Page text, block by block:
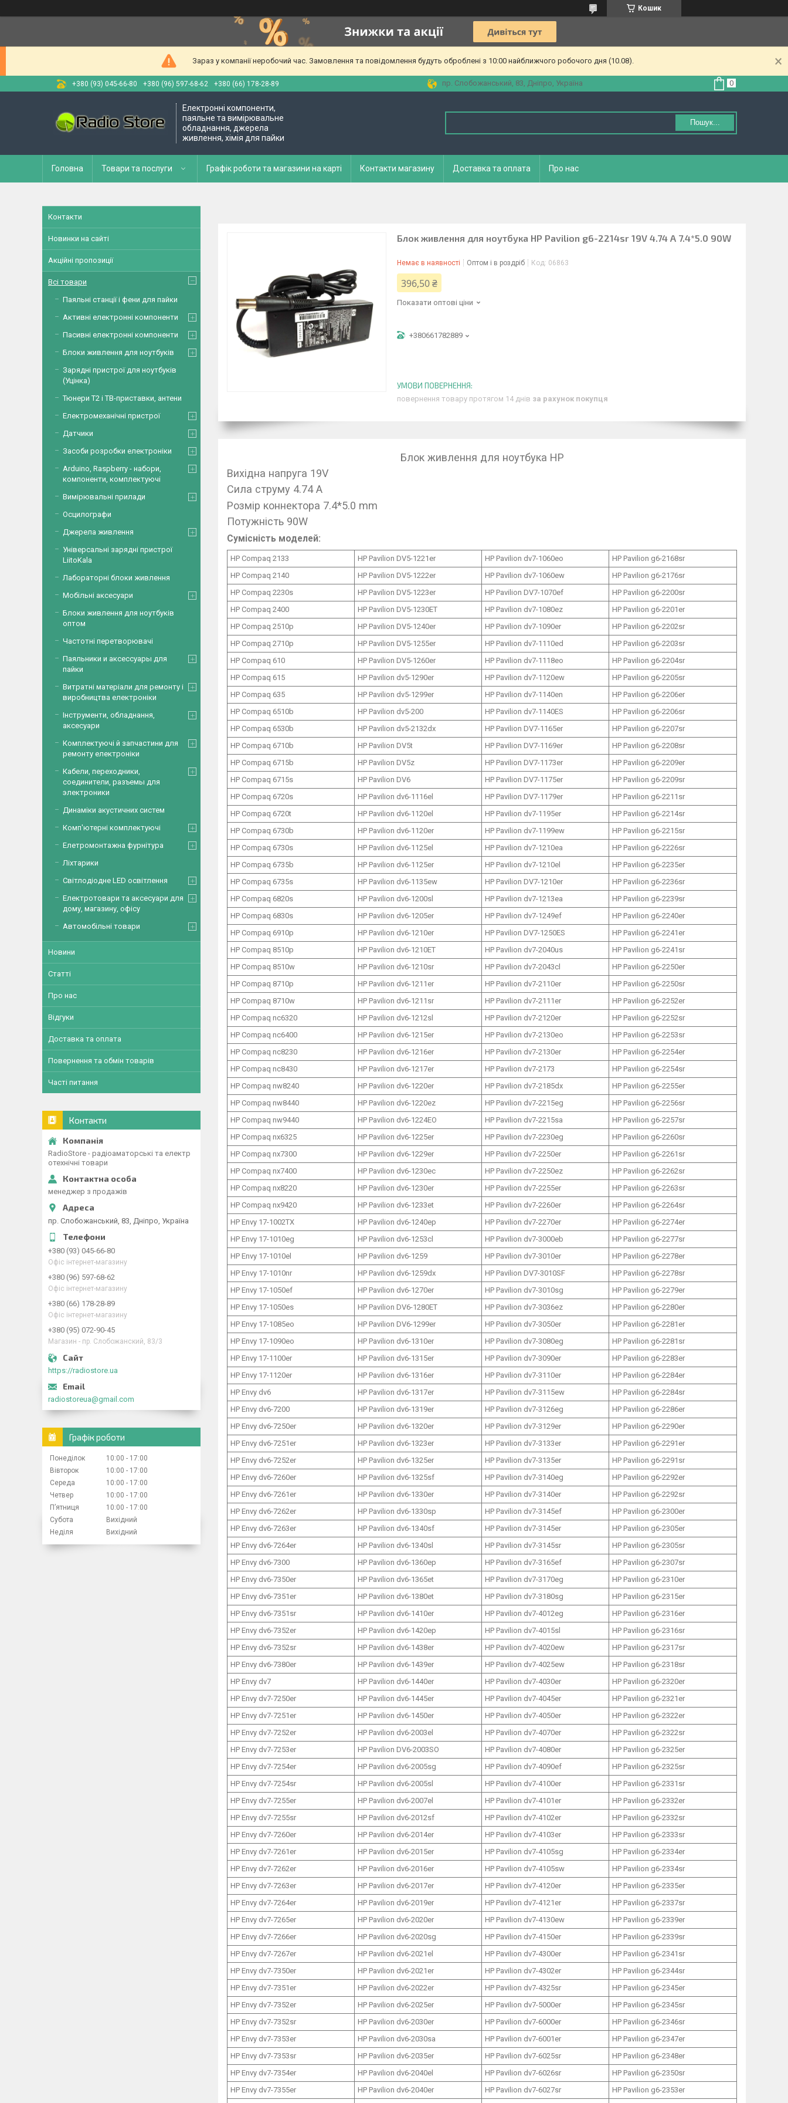
Кошик
Зараз у компанії неробочий час. Замовлення та повідомлення будуть оброблені з 10:00 найближчого робочого дня (10.08).
+380 (93) 045-66-80 +380 (96) 597-68-62 +380 (66) 178-28-89 пр. Слобожанський, 83, Дніпро, Україна
Електронні компоненти,
паяльне та вимірювальне
обладнання, джерела
живлення, хімія для пайки
Пошук...
Головна Товари та послуги Графік роботи та магазини на карті Контакти магазину Доставка та оплата Про нас
Блок живлення для ноутбука HP Pavilion g6-2214sr 19V 4.74 A 7.4*5.0 90W
Немає в наявності Оптом і в роздріб Код: 06863
396,50 ₴
Показати оптові ціни
+380661782889
повернення товару протягом 14 днів за рахунок покупця
Блок живлення для ноутбука HP
Вихідна напруга 19V
Сила струму 4.74 A
Розмір коннектора 7.4*5.0 mm
Потужність 90W
Сумісність моделей:
HP Compaq 2133 HP Pavilion DV5-1221er HP Pavilion dv7-1060eo
HP Pavilion g6-2168sr
HP Compaq 2140
HP Pavilion DV5-1222er HP Pavilion dv7-1060ew
HP Pavilion g6-2176sr
HP Compaq 2230s
HP Pavilion DV5-1223er HP Pavilion DV7-1070ef
HP Pavilion g6-2200sr
HP Compaq 2400
HP Pavilion DV5-1230ET HP Pavilion dv7-1080ez
HP Pavilion g6-2201er
HP Compaq 2510p
HP Pavilion DV5-1240er HP Pavilion dv7-1090er
HP Pavilion g6-2202sr
HP Compaq 2710p
HP Pavilion DV5-1255er HP Pavilion dv7-1110ed
HP Pavilion g6-2203sr
HP Compaq 610
HP Pavilion DV5-1260er HP Pavilion dv7-1118eo
HP Pavilion g6-2204sr
HP Compaq 615
HP Pavilion dv5-1290er HP Pavilion dv7-1120ew
HP Pavilion g6-2205sr
HP Compaq 635
HP Pavilion dv5-1299er HP Pavilion dv7-1140en
HP Pavilion g6-2206er
HP Compaq 6510b
HP Pavilion dv5-200 HP Pavilion dv7-1140ES
HP Pavilion g6-2206sr
HP Compaq 6530b
HP Pavilion dv5-2132dx HP Pavilion DV7-1165er
HP Pavilion g6-2207sr
HP Compaq 6710b
HP Pavilion DV5t HP Pavilion DV7-1169er
HP Pavilion g6-2208sr
HP Compaq 6715b
HP Pavilion DV5z HP Pavilion DV7-1173er
HP Pavilion g6-2209er
HP Compaq 6715s
HP Pavilion DV6 HP Pavilion DV7-1175er
HP Pavilion g6-2209sr
HP Compaq 6720s
HP Pavilion dv6-1116el HP Pavilion DV7-1179er
HP Pavilion g6-2211sr
HP Compaq 6720t
HP Pavilion dv6-1120el HP Pavilion dv7-1195er
HP Pavilion g6-2214sr
HP Compaq 6730b
HP Pavilion dv6-1120er HP Pavilion dv7-1199ew
HP Pavilion g6-2215sr
HP Compaq 6730s
HP Pavilion dv6-1125el HP Pavilion dv7-1210ea
HP Pavilion g6-2226sr
HP Compaq 6735b
HP Pavilion dv6-1125er HP Pavilion dv7-1210el
HP Pavilion g6-2235er
HP Compaq 6735s
HP Pavilion dv6-1135ew HP Pavilion DV7-1210er
HP Pavilion g6-2236sr
HP Compaq 6820s
HP Pavilion dv6-1200sl HP Pavilion dv7-1213ea
HP Pavilion g6-2239sr
HP Compaq 6830s
HP Pavilion dv6-1205er HP Pavilion dv7-1249ef
HP Pavilion g6-2240er
HP Compaq 6910p
HP Pavilion dv6-1210er HP Pavilion DV7-1250ES
HP Pavilion g6-2241er
HP Compaq 8510p
HP Pavilion dv6-1210ET HP Pavilion dv7-2040us
HP Pavilion g6-2241sr
HP Compaq 8510w
HP Pavilion dv6-1210sr HP Pavilion dv7-2043cl
HP Pavilion g6-2250er
HP Compaq 8710p
HP Pavilion dv6-1211er HP Pavilion dv7-2110er
HP Pavilion g6-2250sr
HP Compaq 8710w
HP Pavilion dv6-1211sr HP Pavilion dv7-2111er
HP Pavilion g6-2252er
HP Compaq nc6320
HP Pavilion dv6-1212sl HP Pavilion dv7-2120er
HP Pavilion g6-2252sr
HP Compaq nc6400
HP Pavilion dv6-1215er HP Pavilion dv7-2130eo
HP Pavilion g6-2253sr
HP Compaq nc8230
HP Pavilion dv6-1216er HP Pavilion dv7-2130er
HP Pavilion g6-2254er
HP Compaq nc8430
HP Pavilion dv6-1217er HP Pavilion dv7-2173
HP Pavilion g6-2254sr
HP Compaq nw8240
HP Pavilion dv6-1220er HP Pavilion dv7-2185dx
HP Pavilion g6-2255er
HP Compaq nw8440
HP Pavilion dv6-1220ez HP Pavilion dv7-2215eg
HP Pavilion g6-2256sr
HP Compaq nw9440
HP Pavilion dv6-1224EO HP Pavilion dv7-2215sa
HP Pavilion g6-2257sr
HP Compaq nx6325
HP Pavilion dv6-1225er HP Pavilion dv7-2230eg
HP Pavilion g6-2260sr
HP Compaq nx7300
HP Pavilion dv6-1229er HP Pavilion dv7-2250er
HP Pavilion g6-2261sr
HP Compaq nx7400
HP Pavilion dv6-1230ec HP Pavilion dv7-2250ez
HP Pavilion g6-2262sr
HP Compaq nx8220
HP Pavilion dv6-1230er HP Pavilion dv7-2255er
HP Pavilion g6-2263sr
HP Compaq nx9420
HP Pavilion dv6-1233et HP Pavilion dv7-2260er
HP Pavilion g6-2264sr
HP Envy 17-1002TX
HP Pavilion dv6-1240ep HP Pavilion dv7-2270er
HP Pavilion g6-2274er
HP Envy 17-1010eg
HP Pavilion dv6-1253cl HP Pavilion dv7-3000eb
HP Pavilion g6-2277sr
HP Envy 17-1010el
HP Pavilion dv6-1259 HP Pavilion dv7-3010er
HP Pavilion g6-2278er
HP Envy 17-1010nr
HP Pavilion dv6-1259dx HP Pavilion DV7-3010SF
HP Pavilion g6-2278sr
HP Envy 17-1050ef
HP Pavilion dv6-1270er HP Pavilion dv7-3010sg
HP Pavilion g6-2279er
HP Envy 17-1050es
HP Pavilion DV6-1280ET HP Pavilion dv7-3036ez
HP Pavilion g6-2280er
HP Envy 17-1085eo
HP Pavilion DV6-1299er HP Pavilion dv7-3050er
HP Pavilion g6-2281er
HP Envy 17-1090eo
HP Pavilion dv6-1310er HP Pavilion dv7-3080eg
HP Pavilion g6-2281sr
HP Envy 17-1100er
HP Pavilion dv6-1315er HP Pavilion dv7-3090er
HP Pavilion g6-2283er
HP Envy 17-1120er
HP Pavilion dv6-1316er HP Pavilion dv7-3110er
HP Pavilion g6-2284er
HP Envy dv6
HP Pavilion dv6-1317er HP Pavilion dv7-3115ew
HP Pavilion g6-2284sr
HP Envy dv6-7200
HP Pavilion dv6-1319er HP Pavilion dv7-3126eg
HP Pavilion g6-2286er
HP Envy dv6-7250er
HP Pavilion dv6-1320er HP Pavilion dv7-3129er
HP Pavilion g6-2290er
HP Envy dv6-7251er
HP Pavilion dv6-1323er HP Pavilion dv7-3133er
HP Pavilion g6-2291er
HP Envy dv6-7252er
HP Pavilion dv6-1325er HP Pavilion dv7-3135er
HP Pavilion g6-2291sr
HP Envy dv6-7260er
HP Pavilion dv6-1325sf HP Pavilion dv7-3140eg
HP Pavilion g6-2292er
HP Envy dv6-7261er
HP Pavilion dv6-1330er HP Pavilion dv7-3140er
HP Pavilion g6-2292sr
HP Envy dv6-7262er
HP Pavilion dv6-1330sp HP Pavilion dv7-3145ef
HP Pavilion g6-2300er
HP Envy dv6-7263er
HP Pavilion dv6-1340sf HP Pavilion dv7-3145er
HP Pavilion g6-2305er
HP Envy dv6-7264er
HP Pavilion dv6-1340sl HP Pavilion dv7-3145sr
HP Pavilion g6-2305sr
HP Envy dv6-7300
HP Pavilion dv6-1360ep HP Pavilion dv7-3165ef
HP Pavilion g6-2307sr
HP Envy dv6-7350er
HP Pavilion dv6-1365et HP Pavilion dv7-3170eg
HP Pavilion g6-2310er
HP Envy dv6-7351er
HP Pavilion dv6-1380et HP Pavilion dv7-3180sg
HP Pavilion g6-2315er
HP Envy dv6-7351sr
HP Pavilion dv6-1410er HP Pavilion dv7-4012eg
HP Pavilion g6-2316er
HP Envy dv6-7352er
HP Pavilion dv6-1420ep HP Pavilion dv7-4015sl
HP Pavilion g6-2316sr
HP Envy dv6-7352sr
HP Pavilion dv6-1438er HP Pavilion dv7-4020ew
HP Pavilion g6-2317sr
HP Envy dv6-7380er
HP Pavilion dv6-1439er HP Pavilion dv7-4025ew
HP Pavilion g6-2318sr
HP Envy dv7
HP Pavilion dv6-1440er HP Pavilion dv7-4030er
HP Pavilion g6-2320er
HP Envy dv7-7250er
HP Pavilion dv6-1445er HP Pavilion dv7-4045er
HP Pavilion g6-2321er
HP Envy dv7-7251er
HP Pavilion dv6-1450er HP Pavilion dv7-4050er
HP Pavilion g6-2322er
HP Envy dv7-7252er
HP Pavilion dv6-2003el HP Pavilion dv7-4070er
HP Pavilion g6-2322sr
HP Envy dv7-7253er
HP Pavilion DV6-2003SO HP Pavilion dv7-4080er
HP Pavilion g6-2325er
HP Envy dv7-7254er
HP Pavilion dv6-2005sg HP Pavilion dv7-4090ef
HP Pavilion g6-2325sr
HP Envy dv7-7254sr
HP Pavilion dv6-2005sl HP Pavilion dv7-4100er
HP Pavilion g6-2331sr
HP Envy dv7-7255er
HP Pavilion dv6-2007el HP Pavilion dv7-4101er
HP Pavilion g6-2332er
HP Envy dv7-7255sr
HP Pavilion dv6-2012sf HP Pavilion dv7-4102er
HP Pavilion g6-2332sr
HP Envy dv7-7260er
HP Pavilion dv6-2014er HP Pavilion dv7-4103er
HP Pavilion g6-2333sr
HP Envy dv7-7261er
HP Pavilion dv6-2015er HP Pavilion dv7-4105sg
HP Pavilion g6-2334er
HP Envy dv7-7262er
HP Pavilion dv6-2016er HP Pavilion dv7-4105sw
HP Pavilion g6-2334sr
HP Envy dv7-7263er
HP Pavilion dv6-2017er HP Pavilion dv7-4120er
HP Pavilion g6-2335er
HP Envy dv7-7264er
HP Pavilion dv6-2019er HP Pavilion dv7-4121er
HP Pavilion g6-2337sr
HP Envy dv7-7265er
HP Pavilion dv6-2020er HP Pavilion dv7-4130ew
HP Pavilion g6-2339er
HP Envy dv7-7266er
HP Pavilion dv6-2020sg HP Pavilion dv7-4150er
HP Pavilion g6-2339sr
HP Envy dv7-7267er
HP Pavilion dv6-2021el HP Pavilion dv7-4300er
HP Pavilion g6-2341sr
HP Envy dv7-7350er
HP Pavilion dv6-2021er HP Pavilion dv7-4302er
HP Pavilion g6-2344sr
HP Envy dv7-7351er
HP Pavilion dv6-2022er HP Pavilion dv7-4325sr
HP Pavilion g6-2345er
HP Envy dv7-7352er
HP Pavilion dv6-2025er HP Pavilion dv7-5000er
HP Pavilion g6-2345sr
HP Envy dv7-7352sr
HP Pavilion dv6-2030er HP Pavilion dv7-6000er
HP Pavilion g6-2346sr
HP Envy dv7-7353er
HP Pavilion dv6-2030sa HP Pavilion dv7-6001er
HP Pavilion g6-2347er
HP Envy dv7-7353sr
HP Pavilion dv6-2035er HP Pavilion dv7-6025sr
HP Pavilion g6-2348er
HP Envy dv7-7354er
HP Pavilion dv6-2040el HP Pavilion dv7-6026sr
HP Pavilion g6-2350sr
HP Envy dv7-7355er
HP Pavilion dv6-2040er HP Pavilion dv7-6027sr
HP Pavilion g6-2353er
Контакти
Новинки на сайті
Акційні пропозиції
Всі товари
Паяльні станції і фени для пайки
Активні електронні компоненти
Пасивні електронні компоненти
Блоки живлення для ноутбуків
Зарядні пристрої для ноутбуків
(Уцінка)
Тюнери Т2 і ТВ-приставки, антени
Електромеханічні пристрої
Датчики
Засоби розробки електроніки
Arduino, Raspberry - набори,
компоненти, комплектуючі
Вимірювальні прилади
Осцилографи
Джерела живлення
Універсальні зарядні пристрої
LiitoKala
Лабораторні блоки живлення
Мобільні аксесуари
Блоки живлення для ноутбуків
оптом
Частотні перетворювачі
Паяльники и аксессуары для
пайки
Витратні матеріали для ремонту і
виробництва електроніки
Інструменти, обладнання,
аксесуари
Комплектуючі й запчастини для
ремонту електроніки
Кабели, переходники,
соединители, разъемы для
электроники
Динаміки акустичних систем
Комп'ютерні комплектуючі
Елетромонтажна фурнітура
Ліхтарики
Світлодіодне LED освітлення
Електротовари та аксесуари для
дому, магазину, офісу
Автомобільні товари
Новини
Статті
Про нас
Відгуки
Доставка та оплата
Повернення та обмін товарів
Часті питання
Контакти
RadioStore - радіоаматорські та електр
отехнічні товари
менеджер з продажів
пр. Слобожанський, 83, Дніпро, Україна
+380 (93) 045-66-80
Офіс інтернет-магазину
+380 (96) 597-68-62
Офіс інтернет-магазину
+380 (66) 178-28-89
Офіс інтернет-магазину
+380 (95) 072-90-45
Магазин - пр. Слобожанский, 83/3
https://radiostore.ua
radiostoreua@gmail.com
Графік роботи
Понеділок 10:00
17:00
Вівторок
10:00
17:00
Середа
10:00
17:00
Четвер
10:00
17:00
Пʼятниця
10:00
17:00
Субота
Вихідний
Неділя
Вихідний